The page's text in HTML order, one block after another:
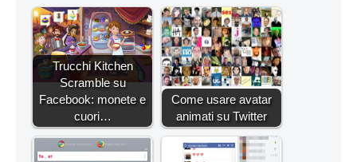
Trucchi Kitchen
Scramble su
Facebook: monete e
cuori…
Come usare avatar
animati su Twitter